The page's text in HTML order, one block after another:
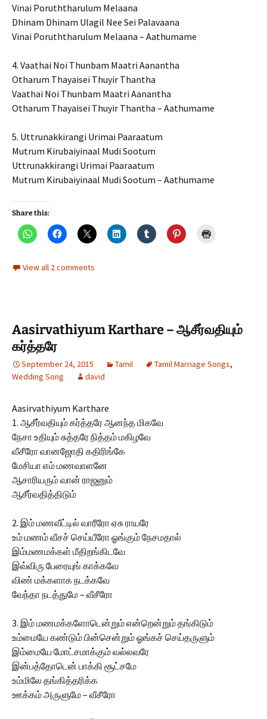
Vinai Poruththarulum Melaana
Dhinam Dhinam Ulagil Nee Sei Palavaana
Vinai Poruththarulum Melaana – Aathumame
4. Vaathai Noi Thunbam Maatri Aanantha
Otharum Thayaisei Thuyir Thantha
Vaathai Noi Thunbam Maatri Aanantha
Otharum Thayaisei Thuyir Thantha – Aathumame
5. Uttrunakkirangi Urimai Paaraatum
Mutrum Kirubaiyinaal Mudi Sootum
Uttrunakkirangi Urimai Paaraatum
Mutrum Kirubaiyinaal Mudi Sootum – Aathumame
Share this:
View all 2 comments
Aasirvathiyum Karthare – ஆசீர்வதியும்
கர்த்தரே
September 24, 2015 Tamil Tamil Marriage Songs,
Wedding Song
david
Aasirvathiyum Karthare
1. ஆசீர்வதியும் கர்த்தரே ஆனந்த மிகவே
நேசா உதியும் சுத்தரே நித்தம் மகிழவே
வீசீரோ வானஜோதி கதிரிங்கே
மேசியா எம் மணவாளனே
ஆசாரியரும் வான் ராஜனும்
ஆசீர்வதித்திடும்
2. இம் மணவீட்டில் வாரீரோ ஏசு ராயரே
உம் மணம் வீசச் செய்யீரோ ஓங்கும் நேசமதால்
இம்மணமக்கள் மீதிறங்கிடவே
இவ்விரு பேரையுங் காக்கவே
விண் மக்களாக நடக்கவே
வேந்தா நடத்துமே – வீசீரோ
3. இம் மணமக்களோடென்றும் என்றென்றும் தங்கிடும்
உம்மையே கண்டும் பின்சென்றும் ஓங்கச் செய்தருளும்
இம்மையே மோட்சமாக்கும் வல்லவரே
இன்பத்தோடென் பாக்கி சூட்சமே
உம்மிலே தங்கித்தரிக்க
ஊக்கம் அருளுமே – வீசீரோ